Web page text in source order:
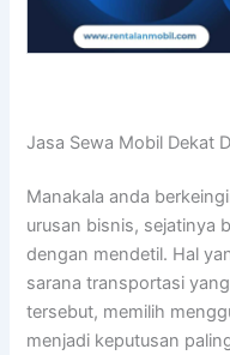
Jasa Sewa Mobil Dekat
Manakala anda
urusan bisnis, sejatinya
dengan mendetil. Hal
sarana transportasi
tersebut, memilih
menjadi keputusan